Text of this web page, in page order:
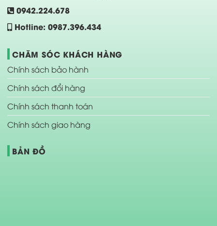
0942.224.678
Hotline: 0987.396.434
CHĂM SÓC KHÁCH HÀNG
Chính sách bảo hành
Chính sách đổi hàng
Chính sách thanh toán
Chính sách giao hàng
BẢN ĐỒ